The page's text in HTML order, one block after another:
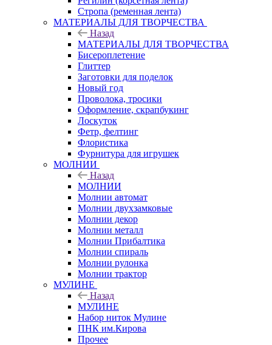
Стропа (ременная лента)
МАТЕРИАЛЫ ДЛЯ ТВОРЧЕСТВА
Назад
МАТЕРИАЛЫ ДЛЯ ТВОРЧЕСТВА
Бисероплетение
Глиттер
Заготовки для поделок
Новый год
Проволока, тросики
Оформление, скрапбукинг
Лоскуток
Фетр, фелтинг
Флористика
Фурнитура для игрушек
МОЛНИИ
Назад
МОЛНИИ
Молнии автомат
Молнии двухзамковые
Молнии декор
Молнии металл
Молнии Прибалтика
Молнии спираль
Молнии рулонка
Молнии трактор
МУЛИНЕ
Назад
МУЛИНЕ
Набор ниток Мулине
ПНК им.Кирова
Прочее